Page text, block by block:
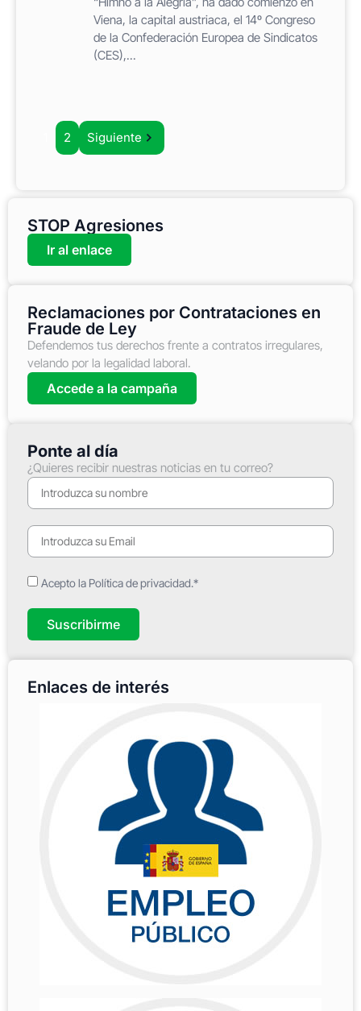
Viena, la capital austriaca, el 14º Congreso
de la Confederación Europea de Sindicatos
(CES),...
2 Siguiente
STOP Agresiones
Ir al enlace
Reclamaciones por Contrataciones en
Fraude de Ley
Defendemos tus derechos frente a contratos irregulares,
velando por la legalidad laboral.
Accede a la campaña
Ponte al día
¿Quieres recibir nuestras noticias en tu correo?
Acepto la Política de privacidad.*
Suscribirme
Enlaces de interés